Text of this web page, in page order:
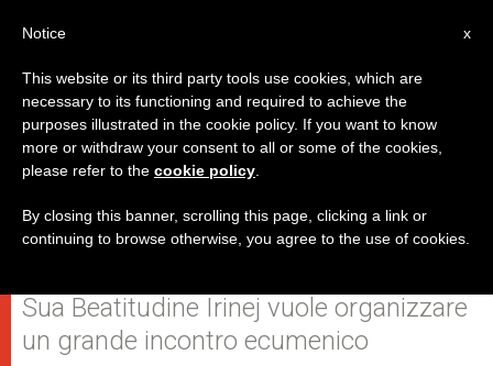
Gioia in Vaticano: il Patriarca
serbo ha invitato il Papa per il
2013
Sua Beatitudine Irinej vuole organizzare
un grande incontro ecumenico
x
Notice
This website or its third party tools use cookies, which are
necessary to its functioning and required to achieve the
purposes illustrated in the cookie policy. If you want to know
more or withdraw your consent to all or some of the cookies,
please refer to the cookie policy
By closing this banner, scrolling this page, clicking a link or
continuing to browse otherwise, you agree to the use of cookies.